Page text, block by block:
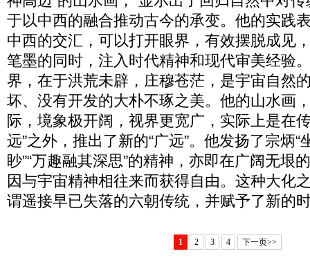
于以中西的融合推动古今的承变。他的实践
中西的交汇，可以打开眼界，有效摆脱成见
笔墨的同时，注入时代精神和现代审美经验
界，在于洪荒未辟，庄穆苍茫，是宇宙自然
坏、没有开发的大朴不琢之美。他的山水画
际，境象极开阔，视界更宽广，实际上是在
远”之外，推出了新的“广远”。他发扬了宗炳“
眇”“万趣融其深思”的精神，亦即在广阔无垠
因与宇宙精神相往来而获得自由。这种大化
谓遥接早已失落的六朝传统，并赋予了新的
1 2 3 4 下一页>>